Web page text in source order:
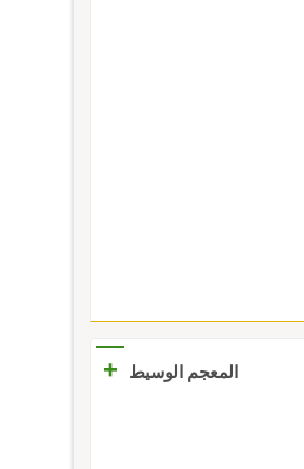
المعجم الوسيط +